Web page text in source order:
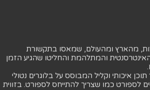
מהארץ ומהעולם, שמאסו בתקשורת
והמתלהמת והחליטו שהגיע הזמן
איכותי וקליל המבוסס על בלוגרים נטולי
לספורט כמו שצריך להתייחס לספורט. בזווית